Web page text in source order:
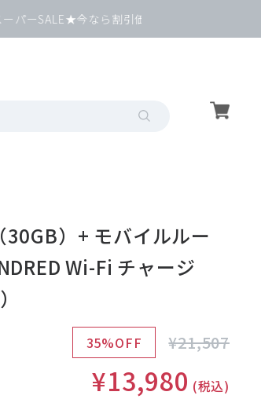
今なら割引価格で端末GET！
30GB）+ モバイルルー
Wi-Fi チャージ
35%OFF ¥21,507
¥13,980 (税込)